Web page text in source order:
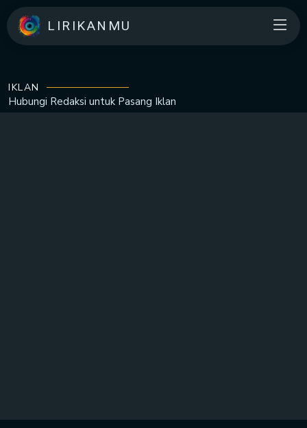
LIRIKANMU
IKLAN
Hubungi Redaksi untuk Pasang Iklan